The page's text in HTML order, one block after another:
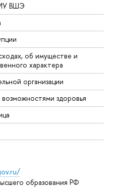
ВШЭ
об имуществе и
характера
организации
здоровья
образования РФ